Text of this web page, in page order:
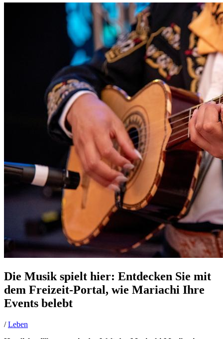
Die Musik spielt hier: Entdecken Sie mit
dem Freizeit-Portal, wie Mariachi Ihre
Events belebt
/Leben